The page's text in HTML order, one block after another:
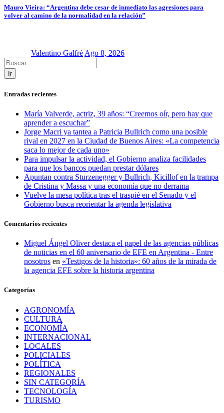
Mauro Vieira: “Argentina debe cesar de inmediato las agresiones para
volver al camino de la normalidad en la relación”
Valentino GalfréAgo 8, 2026
Ir
Entradas recientes
María Valverde, actriz, 39 años: “Creemos oír, pero hay que
aprender a escuchar”
Jorge Macri ya tantea a Patricia Bullrich como una posible
rival en 2027 en la Ciudad de Buenos Aires: «La competencia
saca lo mejor de cada uno»
Para impulsar la actividad, el Gobierno analiza facilidades
para que los bancos puedan prestar dólares
Apuntan contra Sturzenegger y Bullrich, Kicillof en la trampa
de Cristina y Massa y una economía que no derrama
Vuelve la mesa política tras el traspié en el Senado y el
Gobierno busca reorientar la agenda legislativa
Comentarios recientes
Miguel Ángel Oliver destaca el papel de las agencias públicas
de noticias en el 60 aniversario de EFE en Argentina - Entre
nosotros en «Testigos de la historia»: 60 años de la mirada de
la agencia EFE sobre la historia argentina
Categorías
AGRONOMÍA
CULTURA
ECONOMÍA
INTERNACIONAL
LOCALES
POLICIALES
POLÍTICA
REGIONALES
SIN CATEGORÍA
TECNOLOGÍA
TURISMO